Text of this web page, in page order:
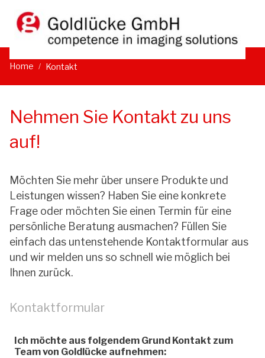
Home Kontakt
Nehmen Sie Kontakt zu uns
auf!
Möchten Sie mehr über unsere Produkte und
Leistungen wissen? Haben Sie eine konkrete
Frage oder möchten Sie einen Termin für eine
persönliche Beratung ausmachen? Füllen Sie
einfach das untenstehende Kontaktformular aus
und wir melden uns so schnell wie möglich bei
Ihnen zurück.
Kontaktformular
Ich möchte aus folgendem Grund Kontakt zum
Team von Goldlücke aufnehmen: